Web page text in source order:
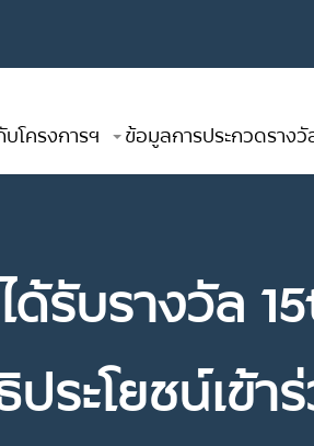
บโครงการฯ ข้อมูลการประกวดรางวั
รับรางวัล
ระโยชน์เข้